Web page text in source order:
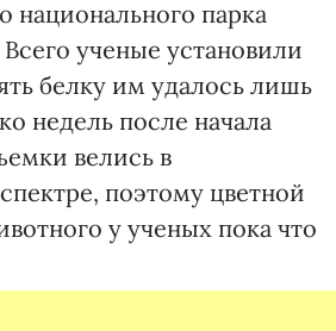
национального парка
ученые установили
белку им удалось лишь
недель после начала
велись в
поэтому цветной
у ученых пока что